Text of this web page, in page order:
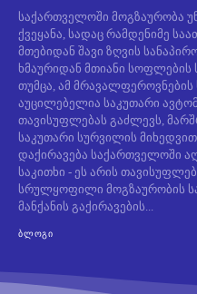
საქართველოში მოგზაურობა
ქვეყანა, სადაც რამდენიმე
მთებიდან შავი ზღვის
ხმაურიდან მთიანი სოფლების
თუმცა, ამ
აუცილებელია საკუთარი
თავისუფლებას გაძლევს,
საკუთარი სურვილის
დაქირავება საქართველოში
საკითხი - ეს არის
სრულყოფილი მოგზაურობის
მანქანის გაქირავების...
ᲑᲚᲝᲒᲘ